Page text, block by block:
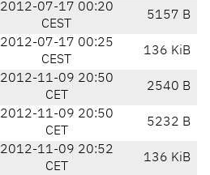
2012-07-17 00:20
CEST
5157 B
2012-07-17 00:25
CEST
136 KiB
2012-11-09 20:50
CET
2540 B
2012-11-09 20:50
CET
5232 B
2012-11-09 20:52
CET
136 KiB